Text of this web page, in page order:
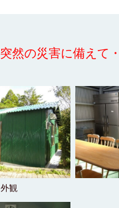
突然の災害に備えて
防災
外観